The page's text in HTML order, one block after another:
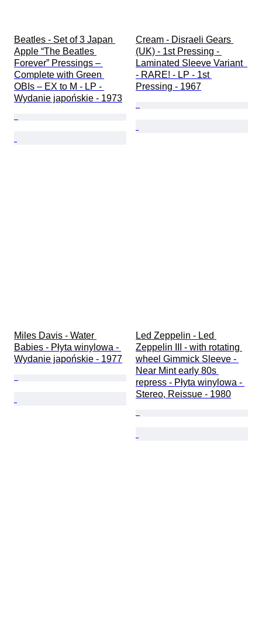
Beatles - Set of 3 Japan
Apple “The Beatles
Forever” Pressings –
Complete with Green
OBIs – EX to M - LP -
Wydanie japońskie - 1973
Cream - Disraeli Gears
(UK) - 1st Pressing -
Laminated Sleeve Variant
- RARE! - LP - 1st
Pressing - 1967
Miles Davis - Water
Babies - Płyta winylowa -
Wydanie japońskie - 1977
Led Zeppelin - Led
Zeppelin III - with rotating
wheel Gimmick Sleeve -
Near Mint early 80s
repress - Płyta winylowa -
Stereo, Reissue - 1980